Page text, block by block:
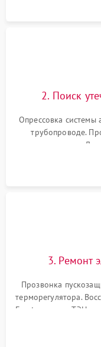
2. Поиск
Опрессовка
трубопроводе.
течеискателем.
продувка
3. Ремонт
Прозвонка
терморегулятора.
Frost, включая ТЭН
платы